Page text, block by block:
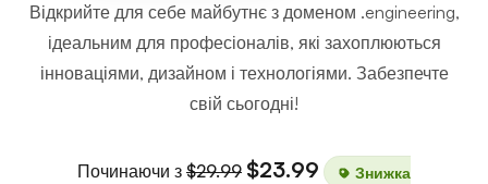
Відкрийте для себе майбутнє з доменом .engineering,
ідеальним для професіоналів, які захоплюються
інноваціями, дизайном і технологіями. Забезпечте
свій сьогодні!
Починаючи з $29.99 $23.99
Знижка